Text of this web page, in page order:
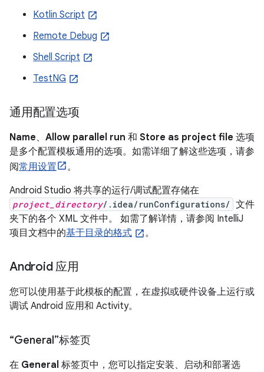
Kotlin Script
Remote Debug
Shell Script
TestNG
通用配置选项
Name、 Allow parallel run 和 Store as project file 选项
是多个配置模板通用的选项。如需详细了解这些选项，请参
阅常用设置
。
Android Studio 将共享的运行/调试配置存储在
project_directory/.idea/runConfigurations/ 文件
夹下的各个 XML 文件中。 如需了解详情，请参阅 IntelliJ
项目文档中的基于目录的格式 。
Android 应用
您可以使用基于此模板的配置，在虚拟或硬件设备上运行或
调试 Android 应用和 Activity。
“General”标签页
在 General 标签页中，您可以指定安装、启动和部署选